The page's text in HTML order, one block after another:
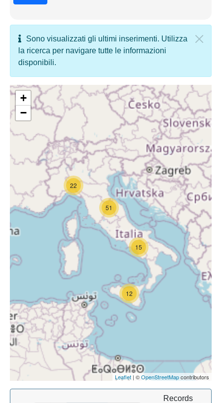
Sono visualizzati gli ultimi inserimenti. Utilizza
la ricerca per navigare tutte le informazioni
disponibili.
15
12
22
51
+
−
Leaflet| ©OpenStreetMapcontributors
Records